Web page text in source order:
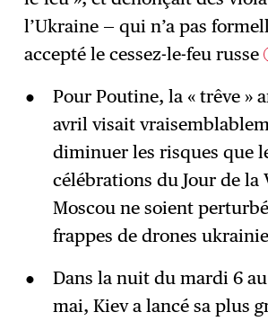
l’Ukraine — qui n’a pas
accepté le cessez-le-feu russe
Pour Poutine, la « trêve »
avril visait
diminuer les risques que
célébrations du Jour de la
Moscou ne soient
frappes de drones
Dans la nuit du mardi 6
mai, Kiev a lancé sa plus